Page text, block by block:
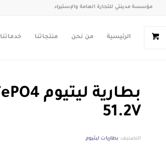
مؤسسة مدينتي للتجارة العامة والإستيراد
الرئيسية من نحن منتجاتنا خدماتنا
51.2V
التصنيف: بطاريات ليثيوم